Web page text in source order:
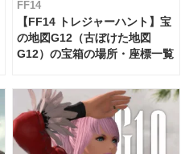
FF14
【FF14 トレジャーハント】宝
の地図G12（古ぼけた地図
G12）の宝箱の場所・座標一覧